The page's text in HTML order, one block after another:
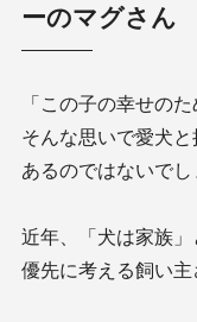
ーのマグさん
「この子の幸せの
そんな思いで愛犬
あるのではないでし
近年、「犬は家族
優先に考える飼い主